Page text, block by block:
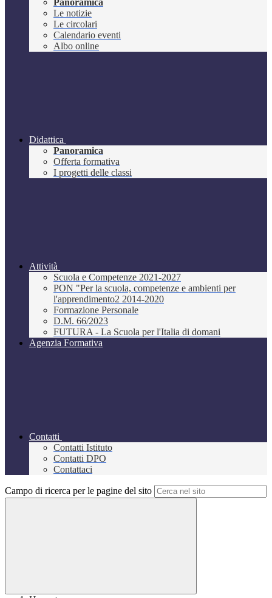
Panoramica
Le notizie
Le circolari
Calendario eventi
Albo online
Didattica
Panoramica
Offerta formativa
I progetti delle classi
Attività
Scuola e Competenze 2021-2027
PON "Per la scuola, competenze e ambienti per
l'apprendimento2 2014-2020
Formazione Personale
D.M. 66/2023
FUTURA - La Scuola per l'Italia di domani
Agenzia Formativa
Contatti
Contatti Istituto
Contatti DPO
Contattaci
Campo di ricerca per le pagine del sito